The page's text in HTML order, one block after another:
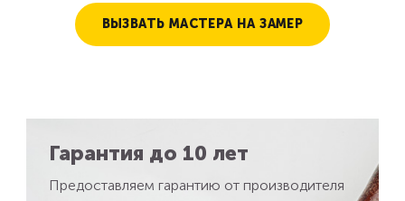
ВЫЗВАТЬ МАСТЕРА НА ЗАМЕР
Гарантия до 10 лет
Предоставляем гарантию от производителя